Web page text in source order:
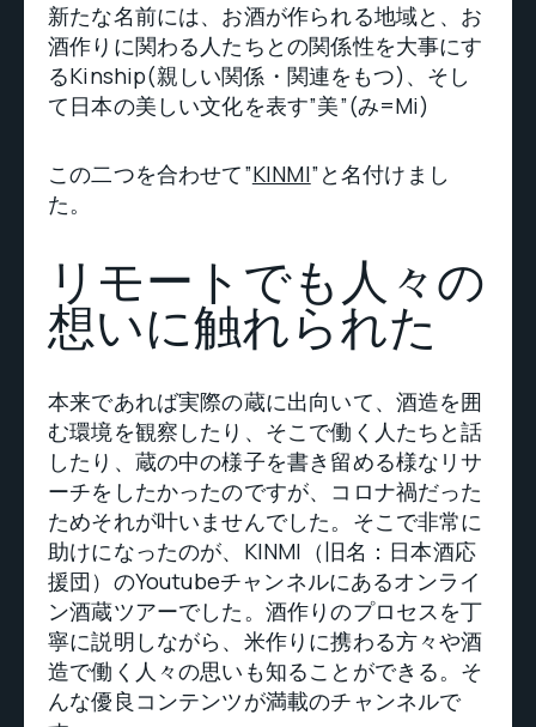
新たな名前には、お酒が作られる地域と、お
酒作りに関わる人たちとの関係性を大事にす
るKinship(親しい関係・関連をもつ)、そし
て日本の美しい文化を表す”美”(み=Mi)
この二つを合わせて”KINMI”と名付けまし
た。
リモートでも人々の
想いに触れられた
本来であれば実際の蔵に出向いて、酒造を囲
む環境を観察したり、そこで働く人たちと話
したり、蔵の中の様子を書き留める様なリサ
ーチをしたかったのですが、コロナ禍だった
ためそれが叶いませんでした。そこで非常に
助けになったのが、KINMI（旧名：日本酒応
援団）のYoutubeチャンネルにあるオンライ
ン酒蔵ツアーでした。酒作りのプロセスを丁
寧に説明しながら、米作りに携わる方々や酒
造で働く人々の思いも知ることができる。そ
んな優良コンテンツが満載のチャンネルで